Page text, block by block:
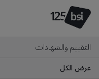
التقييم والشهادات
عرض الكل